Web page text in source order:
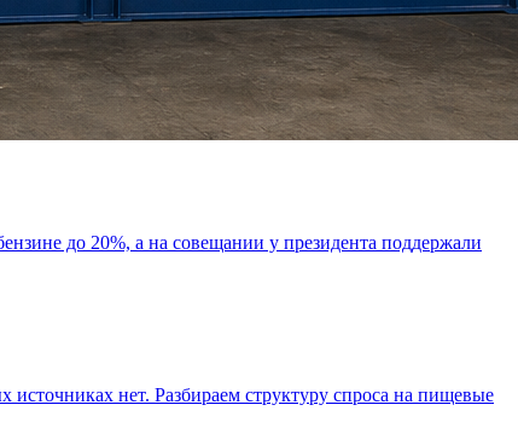
до 20%, а на совещании у президента поддержали
нет. Разбираем структуру спроса на пищевые